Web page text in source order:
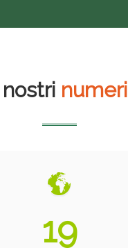
nostri numeri
20